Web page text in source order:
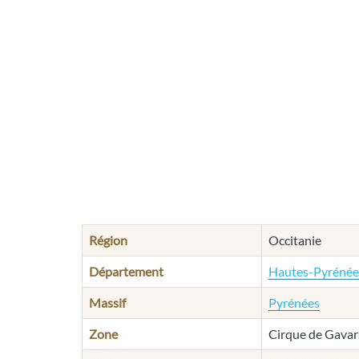
Région Occitanie
Département Hautes-
Massif Pyrénées
Zone Cirque de